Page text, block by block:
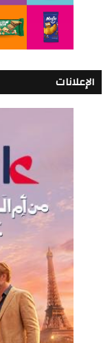
الإعلانات